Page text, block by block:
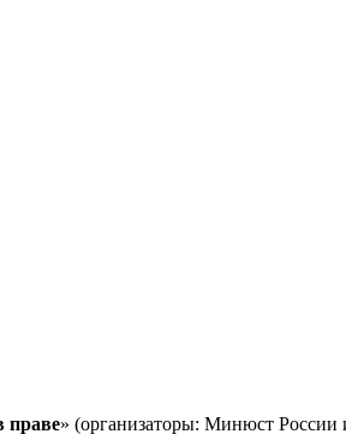
праве» (организаторы: Минюст